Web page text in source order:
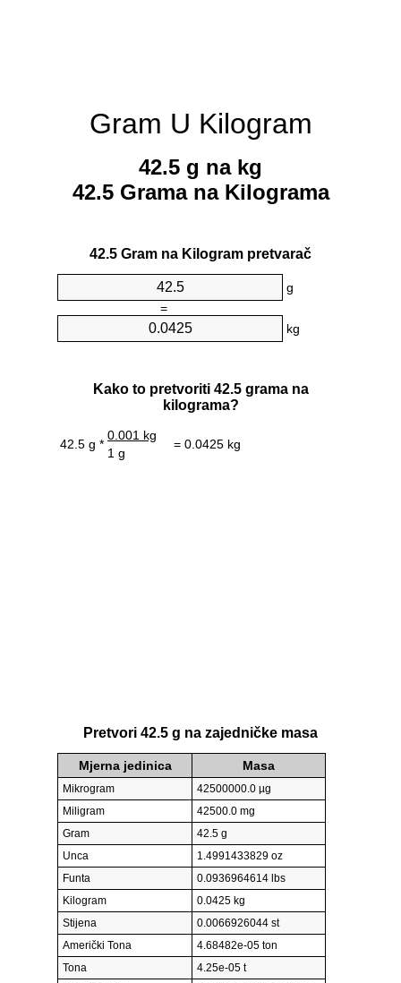
Gram U Kilogram
42.5 g na kg
42.5 Grama na Kilograma
42.5 Gram na Kilogram pretvarač
g
=
kg
Kako to pretvoriti 42.5 grama na
kilograma?
42.5 g *
0.001 kg
= 0.0425 kg
1 g
Pretvori 42.5 g na zajedničke masa
Mjerna jedinica Masa
Mikrogram
42500000.0 µg
Miligram
42500.0 mg
Gram
42.5 g
Unca
1.4991433829 oz
Funta
0.0936964614 lbs
Kilogram
0.0425 kg
Stijena
0.0066926044 st
Američki Tona
4.68482e-05 ton
Tona
4.25e-05 t